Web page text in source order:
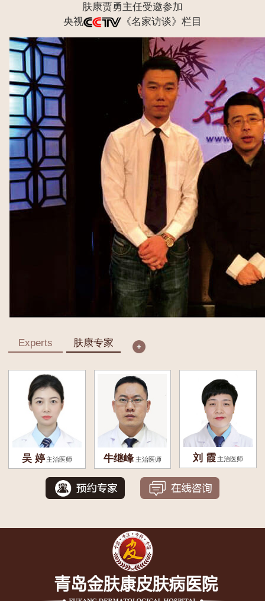
肤康贾勇主任受邀参加
央视
《名家访谈》栏目
Experts 肤康专家
吴 婷 主治医师 牛继峰 主治医师 刘 霞 主治医师